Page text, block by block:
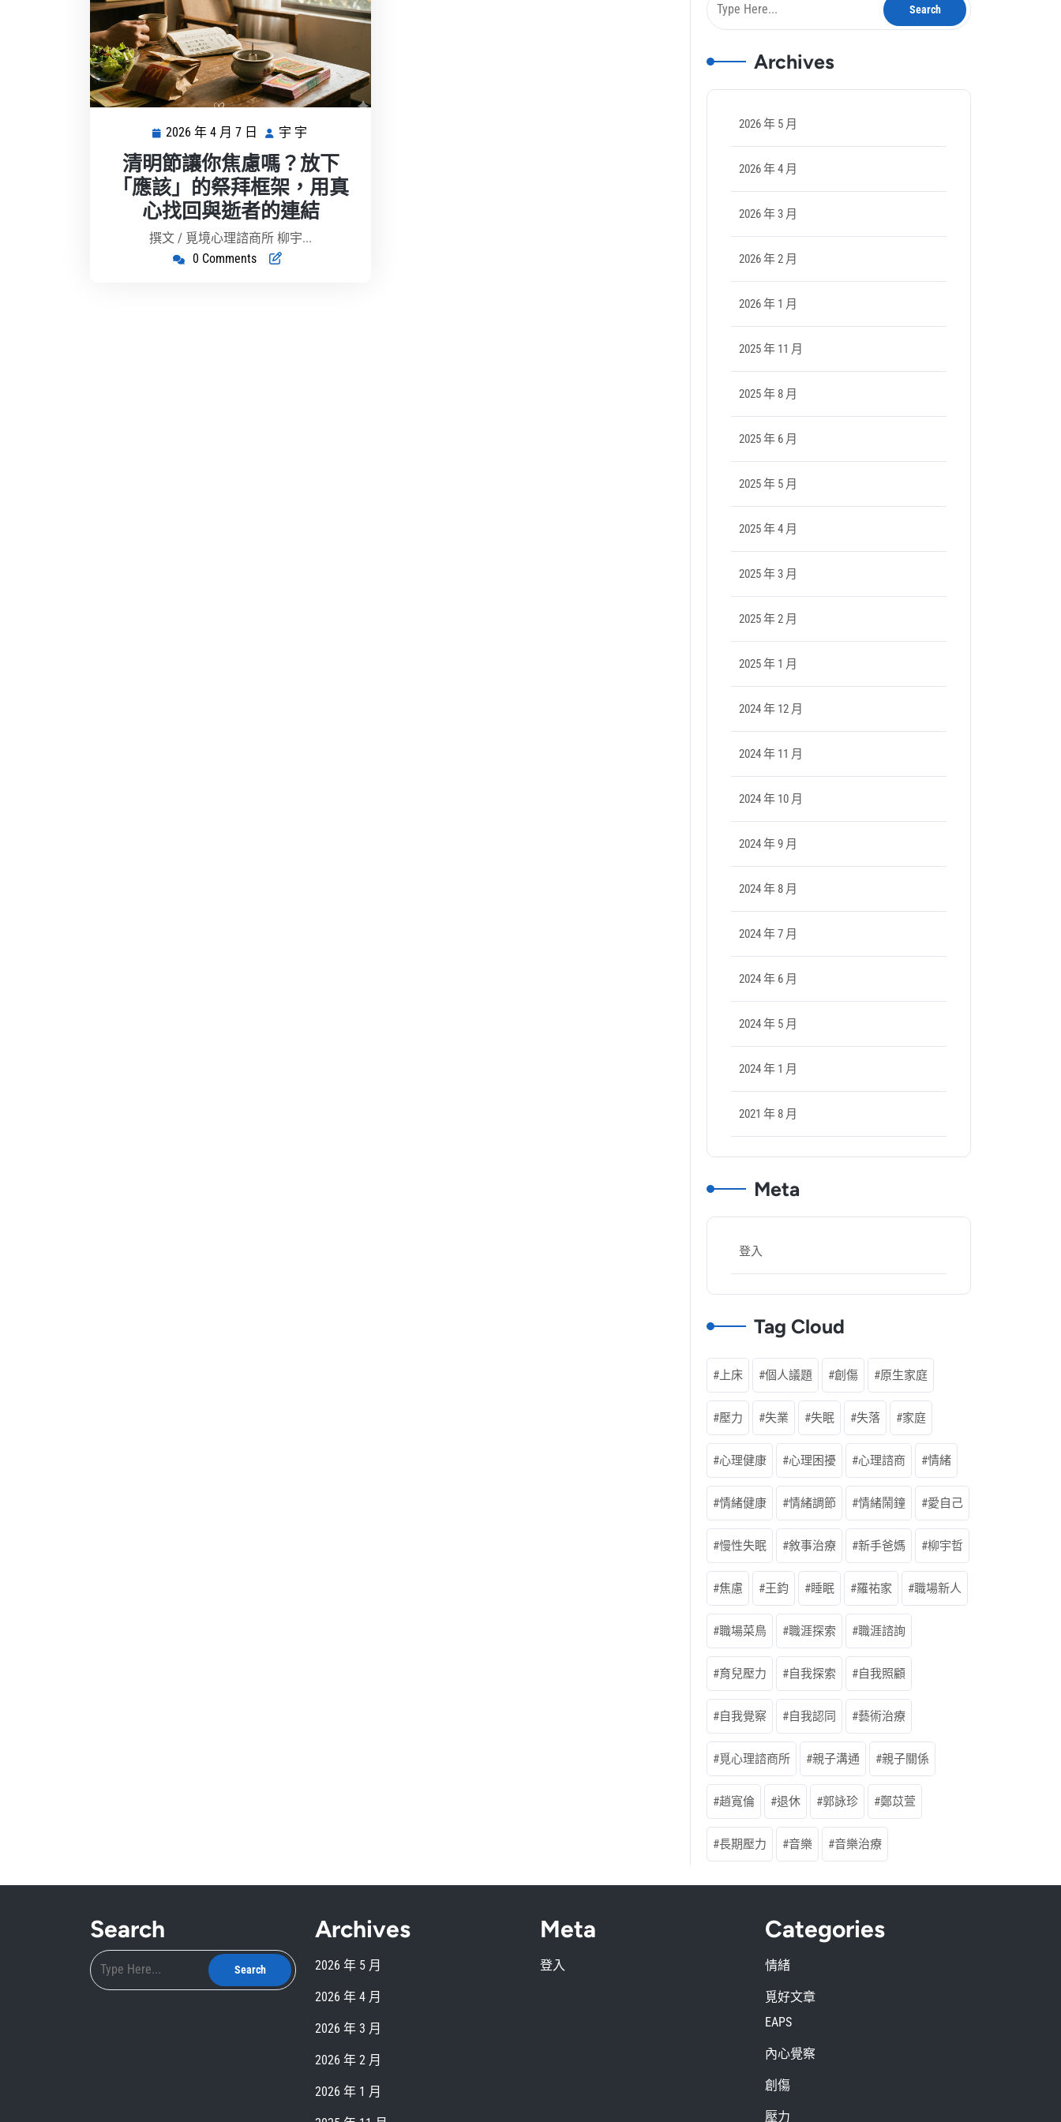
2026 年 4 月 7 日
2026
年
4
月
7
宇 宇
宇
清明節讓你焦慮嗎？放下
「應該」的祭拜框架，用真
心找回與逝者的連結
撰文 / 覓境心理諮商所 柳宇...
0 Comments
Archives
2026 年 5 月
2026 年 4 月
2026 年 3 月
2026 年 2 月
2026 年 1 月
2025 年 11 月
2025 年 8 月
2025 年 6 月
2025 年 5 月
2025 年 4 月
2025 年 3 月
2025 年 2 月
2025 年 1 月
2024 年 12 月
2024 年 11 月
2024 年 10 月
2024 年 9 月
2024 年 8 月
2024 年 7 月
2024 年 6 月
2024 年 5 月
2024 年 1 月
2021 年 8 月
Meta
登入
Tag Cloud
上床 個人議題 創傷 原生家庭
壓力 失業 失眠 失落 家庭
心理健康 心理困擾 心理諮商 情緒
情緒健康 情緒調節 情緒鬧鐘 愛自己
慢性失眠 敘事治療 新手爸媽 柳宇哲
焦慮 王鈞 睡眠 羅祐家 職場新人
職場菜鳥 職涯探索 職涯諮詢
育兒壓力 自我探索 自我照顧
自我覺察 自我認同 藝術治療
覓心理諮商所 親子溝通 親子關係
趙寬倫 退休 郭詠珍 鄭苡萱
長期壓力 音樂 音樂治療
Search Archives
2026 年 5 月
2026 年 4 月
2026 年 3 月
2026 年 2 月
2026 年 1 月
Meta
登入
Categories
情緒
覓好文章
EAPS
內心覺察
創傷
壓力